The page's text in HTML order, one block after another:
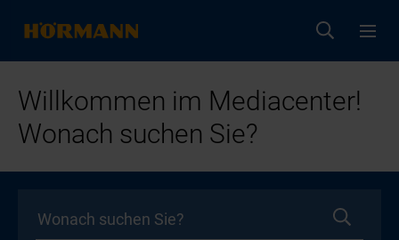
Willkommen im Mediacenter!
Wonach suchen Sie?